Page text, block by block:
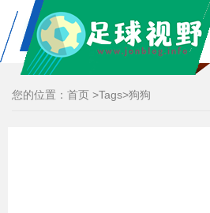
您的位置： 首页 >Tags>狗狗